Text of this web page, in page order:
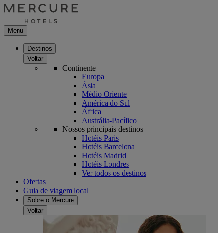
Menu
Destinos
Voltar
Continente
Europa
Ásia
Médio Oriente
América do Sul
África
Austrália-Pacífico
Nossos principais destinos
Hotéis Paris
Hotéis Barcelona
Hotéis Madrid
Hotéis Londres
Ver todos os destinos
Ofertas
Guia de viagem local
Sobre o Mercure
Voltar